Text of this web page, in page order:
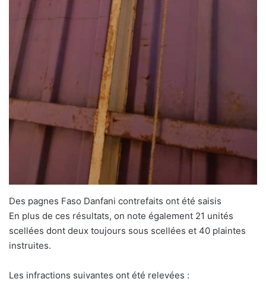
Des pagnes Faso Danfani contrefaits ont été saisis
En plus de ces résultats, on note également 21 unités
scellées dont deux toujours sous scellées et 40 plaintes
instruites.
Les infractions suivantes ont été relevées :